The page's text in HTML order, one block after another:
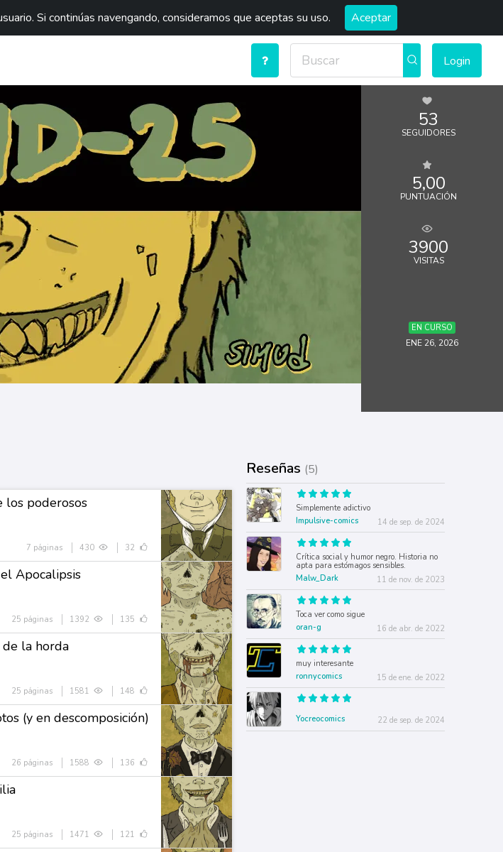
Si continúas navengando, consideramos que aceptas su uso. Aceptar
Login
53
SEGUIDORES
5,00
PUNTUACIÓN
3900
VISITAS
EN CURSO
ENE 26, 2026
los poderosos
7 páginas 430 32
Apocalipsis
25 páginas 1392 135
la horda
25 páginas 1581 148
(y en descomposición)
26 páginas 1588 136
25 páginas 1471 121
Reseñas (5)
Simplemente adictivo
Impulsive-comics
14 de sep. de 2024
Crítica social y humor negro. Historia no
apta para estómagos sensibles.
Malw_Dark
11 de nov. de 2023
Toca ver como sigue
oran-g
16 de abr. de 2022
muy interesante
ronnycomics
15 de ene. de 2022
Yocreocomics 22 de sep. de 2024